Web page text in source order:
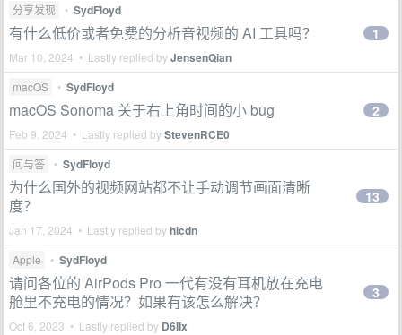
分享发现 • SydFloyd
有什么低价或者免费的分析音视频的 AI 工具吗？
Mar 10, 2024 • Lastly replied byJensenQian
1
macOS • SydFloyd
macOS Sonoma 关于右上角时间的小 bug
Feb 9, 2024 • Lastly replied byStevenRCE0
2
问与答 • SydFloyd
为什么国外的视频网站都不让手动调节画面清晰
度？
Jan 17, 2024 • Lastly replied byhicdn
13
Apple • SydFloyd
请问各位的 AirPods Pro 一代有没有耳机放在充电
舱里不充电的情况？如果有该怎么解决？
Oct 6, 2023 • Lastly replied by D6IIx
3